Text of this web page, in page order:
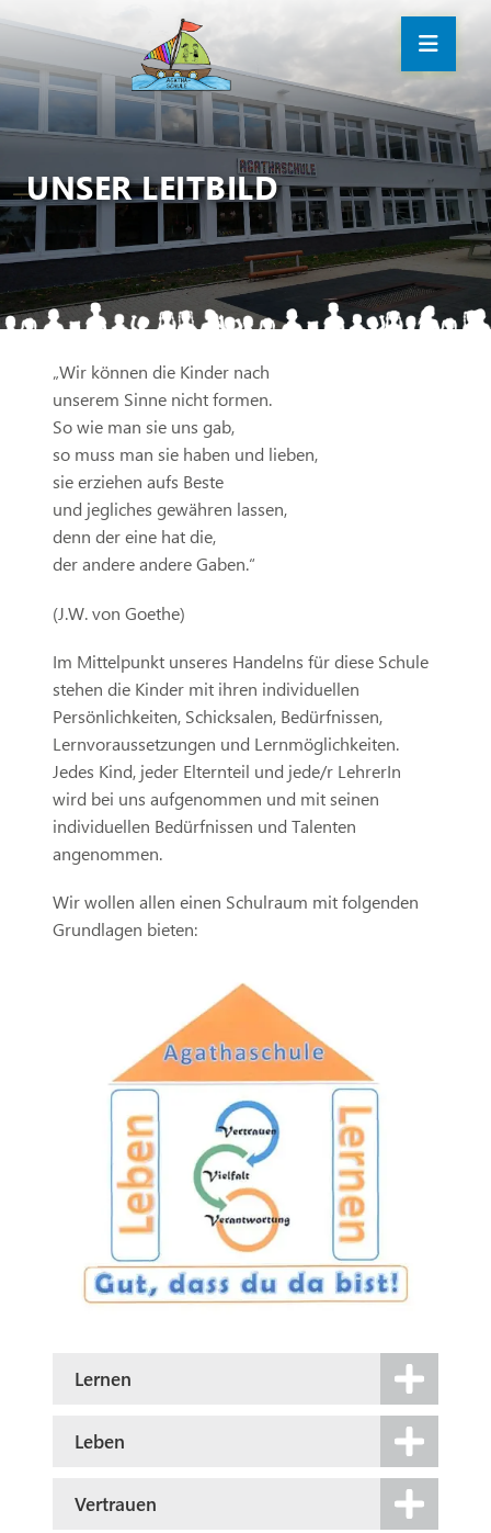
UNSER LEITBILD
„Wir können die Kinder nach
unserem Sinne nicht formen.
So wie man sie uns gab,
so muss man sie haben und lieben,
sie erziehen aufs Beste
und jegliches gewähren lassen,
denn der eine hat die,
der andere andere Gaben.“
(J.W. von Goethe)
Im Mittelpunkt unseres Handelns für diese Schule
stehen die Kinder mit ihren individuellen
Persönlichkeiten, Schicksalen, Bedürfnissen,
Lernvoraussetzungen und Lernmöglichkeiten.
Jedes Kind, jeder Elternteil und jede/r LehrerIn
wird bei uns aufgenommen und mit seinen
individuellen Bedürfnissen und Talenten
angenommen.
Wir wollen allen einen Schulraum mit folgenden
Grundlagen bieten:
Lernen
Leben
Vertrauen